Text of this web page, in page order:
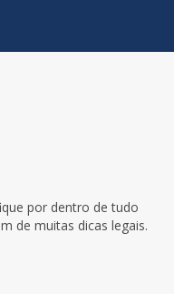
por dentro de tudo
de muitas dicas legais.